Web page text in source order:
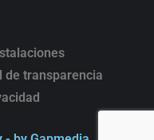
de transparencia